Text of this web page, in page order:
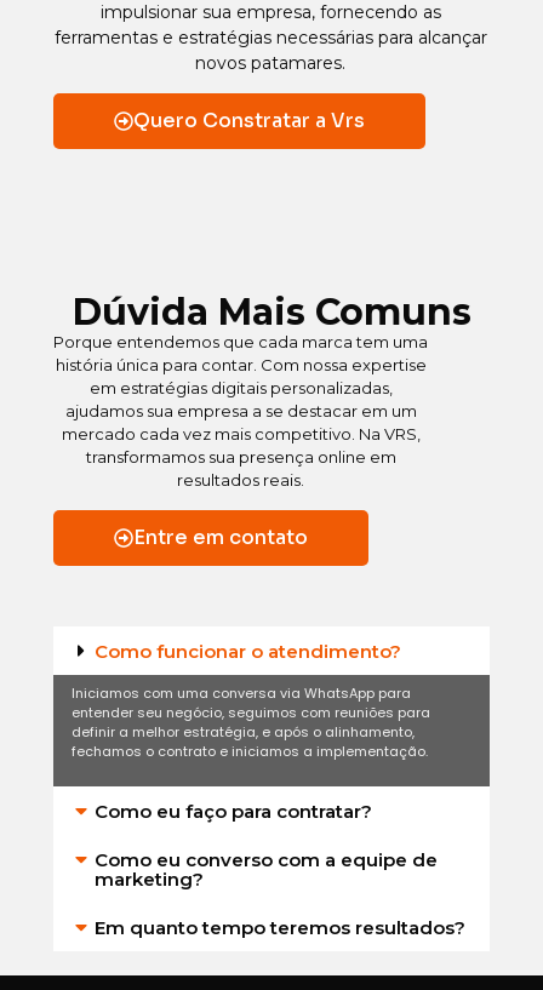
impulsionar sua empresa, fornecendo as
ferramentas e estratégias necessárias para alcançar
novos patamares.
Quero Constratar a Vrs
Dúvida Mais Comuns
Porque entendemos que cada marca tem uma
história única para contar. Com nossa expertise
em estratégias digitais personalizadas,
ajudamos sua empresa a se destacar em um
mercado cada vez mais competitivo. Na VRS,
transformamos sua presença online em
resultados reais.
Entre em contato
Como funcionar o atendimento?
Iniciamos com uma conversa via WhatsApp para
entender seu negócio, seguimos com reuniões para
definir a melhor estratégia, e após o alinhamento,
fechamos o contrato e iniciamos a implementação.
Como eu faço para contratar?
Como eu converso com a equipe de
marketing?
Em quanto tempo teremos resultados?